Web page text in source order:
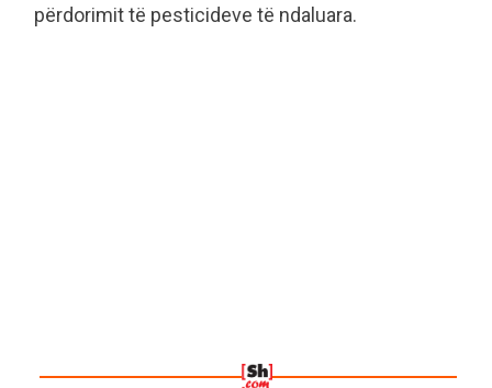
përdorimit të pesticideve të ndaluara.